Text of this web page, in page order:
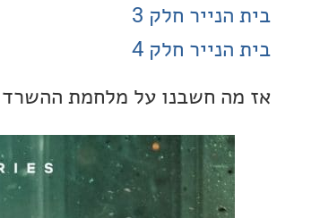
בית הנייר חלק 3
בית הנייר חלק 4
אז מה חשבנו על מלחמת